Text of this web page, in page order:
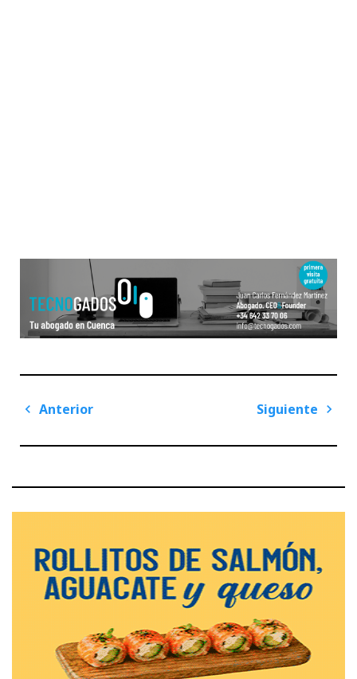
Navegación
entradas
Anterior
Siguiente